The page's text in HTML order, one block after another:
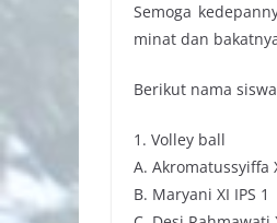
Semoga
minat dan
Berikut nama
1. Volley ball
A. Akromatussyiffa
B. Maryani XI IPS 1